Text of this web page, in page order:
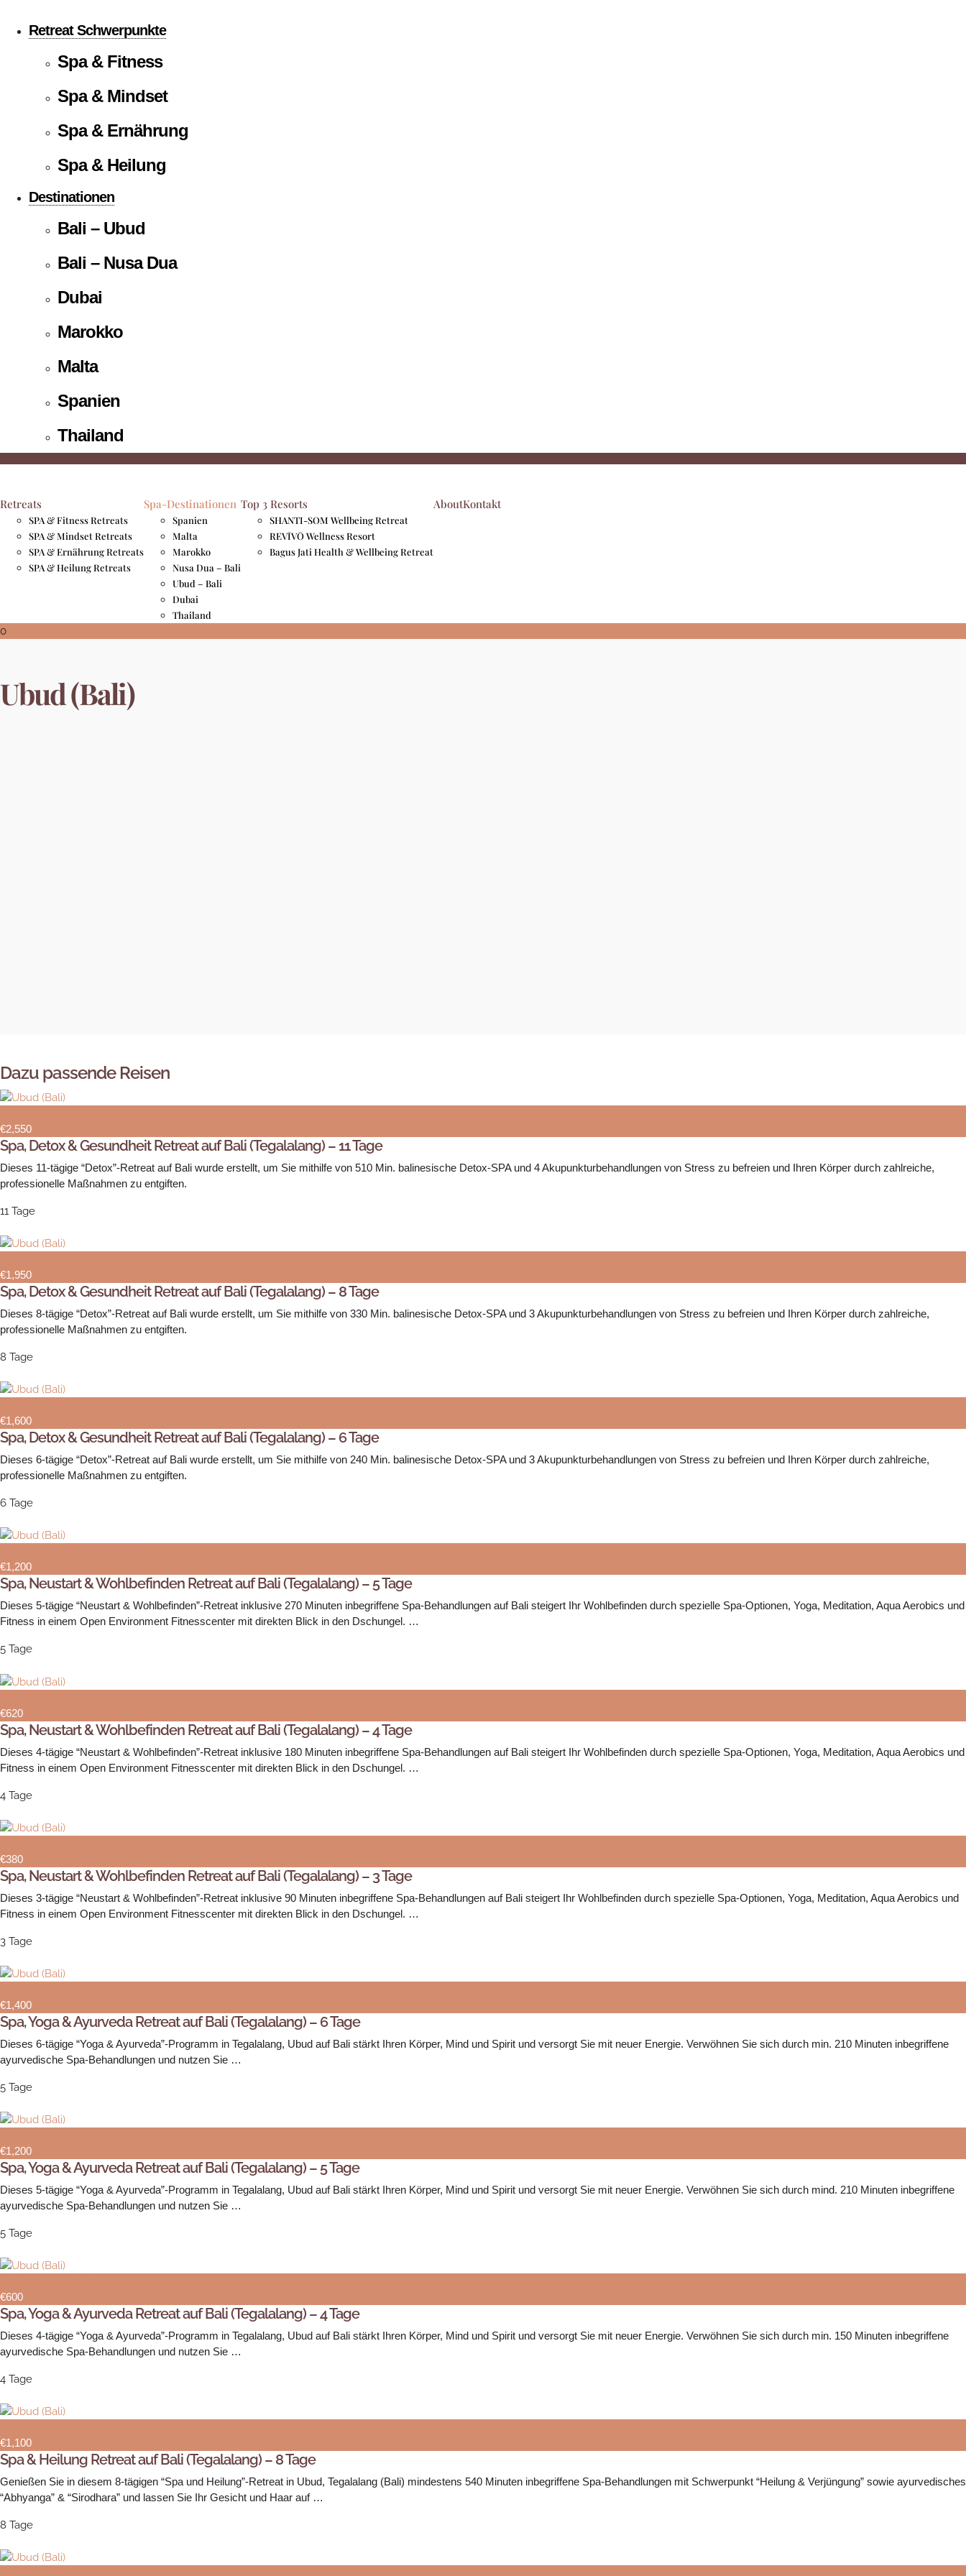
Retreat Schwerpunkte
Spa & Fitness
Spa & Mindset
Spa & Ernährung
Spa & Heilung
Destinationen
Bali – Ubud
Bali – Nusa Dua
Dubai
Marokko
Malta
Spanien
Thailand
Retreats
SPA & Fitness Retreats
SPA & Mindset Retreats
SPA & Ernährung Retreats
SPA & Heilung Retreats
Spa-Destinationen
Spanien
Malta
Marokko
Nusa Dua – Bali
Ubud – Bali
Dubai
Thailand
Top 3 Resorts
SHANTI-SOM Wellbeing Retreat
REVĪVŌ Wellness Resort
Bagus Jati Health & Wellbeing Retreat
AboutKontakt
0
Ubud (Bali)
Dazu passende Reisen
€2,550
Spa, Detox & Gesundheit Retreat auf Bali (Tegalalang) – 11 Tage
Dieses 11-tägige “Detox”-Retreat auf Bali wurde erstellt, um Sie mithilfe von 510 Min. balinesische Detox-SPA und 4 Akupunkturbehandlungen von Stress zu befreien und Ihren Körper durch zahlreiche,
professionelle Maßnahmen zu entgiften.
11 Tage
€1,950
Spa, Detox & Gesundheit Retreat auf Bali (Tegalalang) – 8 Tage
Dieses 8-tägige “Detox”-Retreat auf Bali wurde erstellt, um Sie mithilfe von 330 Min. balinesische Detox-SPA und 3 Akupunkturbehandlungen von Stress zu befreien und Ihren Körper durch zahlreiche,
professionelle Maßnahmen zu entgiften.
8 Tage
€1,600
Spa, Detox & Gesundheit Retreat auf Bali (Tegalalang) – 6 Tage
Dieses 6-tägige “Detox”-Retreat auf Bali wurde erstellt, um Sie mithilfe von 240 Min. balinesische Detox-SPA und 3 Akupunkturbehandlungen von Stress zu befreien und Ihren Körper durch zahlreiche,
professionelle Maßnahmen zu entgiften.
6 Tage
€1,200
Spa, Neustart & Wohlbefinden Retreat auf Bali (Tegalalang) – 5 Tage
Dieses 5-tägige “Neustart & Wohlbefinden”-Retreat inklusive 270 Minuten inbegriffene Spa-Behandlungen auf Bali steigert Ihr Wohlbefinden durch spezielle Spa-Optionen, Yoga, Meditation, Aqua Aerobics und
Fitness in einem Open Environment Fitnesscenter mit direkten Blick in den Dschungel. …
5 Tage
€620
Spa, Neustart & Wohlbefinden Retreat auf Bali (Tegalalang) – 4 Tage
Dieses 4-tägige “Neustart & Wohlbefinden”-Retreat inklusive 180 Minuten inbegriffene Spa-Behandlungen auf Bali steigert Ihr Wohlbefinden durch spezielle Spa-Optionen, Yoga, Meditation, Aqua Aerobics und
Fitness in einem Open Environment Fitnesscenter mit direkten Blick in den Dschungel. …
4 Tage
€380
Spa, Neustart & Wohlbefinden Retreat auf Bali (Tegalalang) – 3 Tage
Dieses 3-tägige “Neustart & Wohlbefinden”-Retreat inklusive 90 Minuten inbegriffene Spa-Behandlungen auf Bali steigert Ihr Wohlbefinden durch spezielle Spa-Optionen, Yoga, Meditation, Aqua Aerobics und
Fitness in einem Open Environment Fitnesscenter mit direkten Blick in den Dschungel. …
3 Tage
€1,400
Spa, Yoga & Ayurveda Retreat auf Bali (Tegalalang) – 6 Tage
Dieses 6-tägige “Yoga & Ayurveda”-Programm in Tegalalang, Ubud auf Bali stärkt Ihren Körper, Mind und Spirit und versorgt Sie mit neuer Energie. Verwöhnen Sie sich durch min. 210 Minuten inbegriffene
ayurvedische Spa-Behandlungen und nutzen Sie …
5 Tage
€1,200
Spa, Yoga & Ayurveda Retreat auf Bali (Tegalalang) – 5 Tage
Dieses 5-tägige “Yoga & Ayurveda”-Programm in Tegalalang, Ubud auf Bali stärkt Ihren Körper, Mind und Spirit und versorgt Sie mit neuer Energie. Verwöhnen Sie sich durch mind. 210 Minuten inbegriffene
ayurvedische Spa-Behandlungen und nutzen Sie …
5 Tage
€600
Spa, Yoga & Ayurveda Retreat auf Bali (Tegalalang) – 4 Tage
Dieses 4-tägige “Yoga & Ayurveda”-Programm in Tegalalang, Ubud auf Bali stärkt Ihren Körper, Mind und Spirit und versorgt Sie mit neuer Energie. Verwöhnen Sie sich durch min. 150 Minuten inbegriffene
ayurvedische Spa-Behandlungen und nutzen Sie …
4 Tage
€1,100
Spa & Heilung Retreat auf Bali (Tegalalang) – 8 Tage
Genießen Sie in diesem 8-tägigen “Spa und Heilung”-Retreat in Ubud, Tegalalang (Bali) mindestens 540 Minuten inbegriffene Spa-Behandlungen mit Schwerpunkt “Heilung & Verjüngung” sowie ayurvedisches
“Abhyanga” & “Sirodhara” und lassen Sie Ihr Gesicht und Haar auf …
8 Tage